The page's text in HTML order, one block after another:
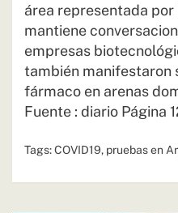
área representada por
mantiene
empresas
también manifestaron
fármaco en arenas
Fuente : diario Página
Tags:COVID19, pruebas en